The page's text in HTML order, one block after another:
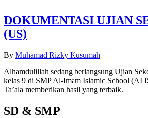
DOKUMENTASI UJIAN
(US)
By Muhamad Rizky Kusumah
Alhamdulillah sedang berlangsung Ujian
kelas 9 di SMP Al-Imam Islamic School (AI
Ta’ala memberikan hasil yang terbaik.
SD & SMP